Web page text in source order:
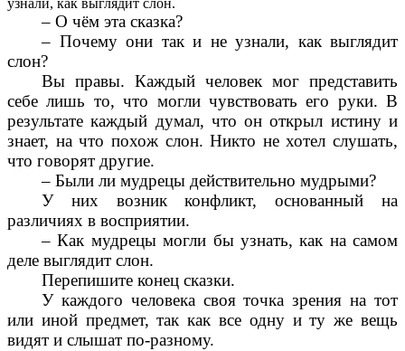
узнали, как выглядит слон.
– О чём эта сказка?
– Почему они так и не узнали, как выглядит
слон?
Вы правы. Каждый человек мог представить
себе лишь то, что могли чувствовать его руки. В
результате каждый думал, что он открыл истину и
знает, на что похож слон. Никто не хотел слушать,
что говорят другие.
– Были ли мудрецы действительно мудрыми?
У них возник конфликт, основанный на
различиях в восприятии.
– Как мудрецы могли бы узнать, как на самом
деле выглядит слон.
Перепишите конец сказки.
У каждого человека своя точка зрения на тот
или иной предмет, так как все одну и ту же вещь
видят и слышат по-разному.